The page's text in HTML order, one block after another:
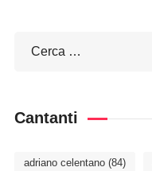
Cantanti
adriano celentano(84)